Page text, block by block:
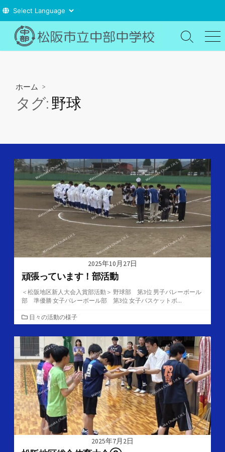
テ
検
索
メ
ニ
ホーム >
タグ: 野球
2025年10月27日
頑張っています！部活動
＜松阪地区新人大会入賞部活動＞ 野球部 第3位 男子バレーボール
部 準優勝 女子バレーボール部 第3位 女子バスケットボ...
カ
テ
ゴ
リ
ー
日々の活動の様子
2025年7月2日